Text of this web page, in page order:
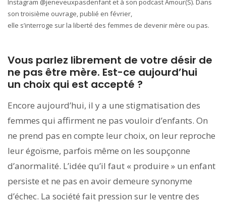
Instagram @jeneveuxpasdenfant et à son podcast Amour(S). Dans
son troisième ouvrage, publié en février,
elle s’interroge sur la liberté des femmes de devenir mère ou pas.
Vous parlez librement de votre désir de
ne pas être mère. Est-ce aujourd’hui
un choix qui est accepté ?
Encore aujourd’hui, il y a une stigmatisation des
femmes qui affirment ne pas vouloir d’enfants. On
ne prend pas en compte leur choix, on leur reproche
leur égoïsme, parfois même on les soupçonne
d’anormalité. L’idée qu’il faut « produire » un enfant
persiste et ne pas en avoir demeure synonyme
d’échec. La société fait pression sur le ventre des